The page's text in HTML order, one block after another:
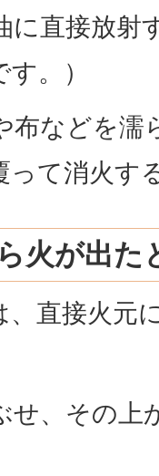
に直接放射
。）
布などを濡
って消火す
火が出
、直接火元
せ、その上